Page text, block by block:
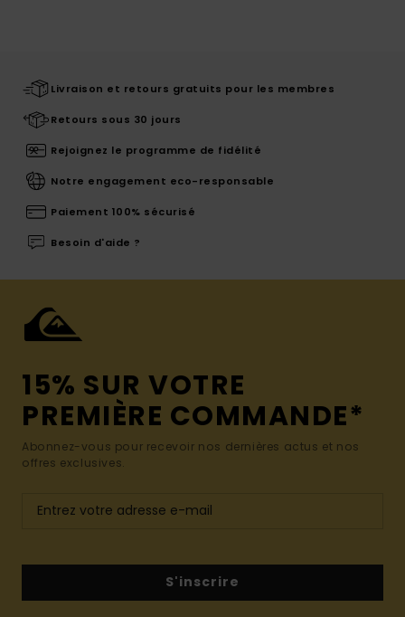
Livraison et retours gratuits pour les membres
Retours sous 30 jours
Rejoignez le programme de fidélité
Notre engagement eco-responsable
Paiement 100% sécurisé
Besoin d'aide ?
15% SUR VOTRE
PREMIÈRE COMMANDE*
Abonnez-vous pour recevoir nos dernières actus et nos
offres exclusives.
S'inscrire